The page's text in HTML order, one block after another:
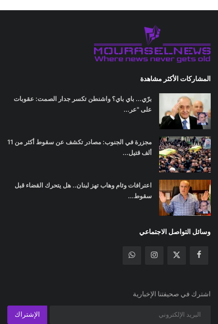
المشاركات الأكثر مشاهدة
برّي... باي باي؟ واشنطن تكسر جدار الصمت: عقوبات
على "عر...
مجزرة في الجنوب: مصادر تكشف عن سقوط أكثر من 11
ألف قتيل...
اعترافات وئام وهاب تهز لبنان.. هل يتحرك القضاء قبل
سقوط...
وسائل التواصل الاجتماعي
اشترك في صحيفتنا الإخبارية
الإشتراك